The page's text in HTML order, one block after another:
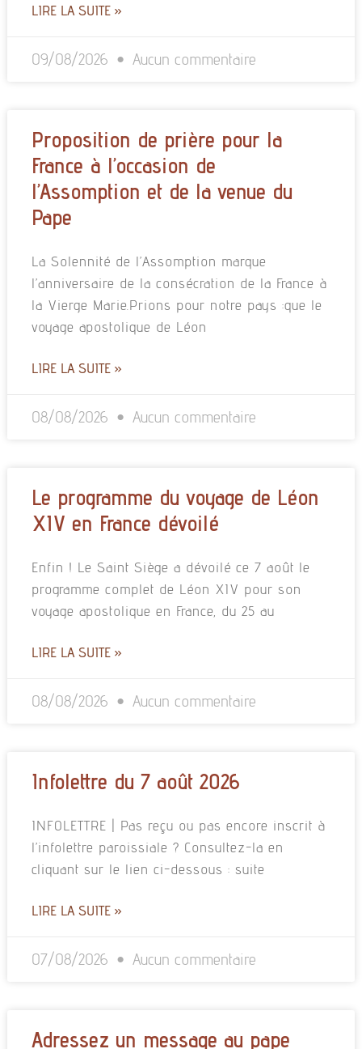
LIRE LA SUITE »
09/08/2026 Aucun commentaire
Proposition de prière pour la
France à l’occasion de
l’Assomption et de la venue du
Pape
La Solennité de l’Assomption marque
l’anniversaire de la consécration de la France à
la Vierge Marie.Prions pour notre pays :que le
voyage apostolique de Léon
LIRE LA SUITE »
08/08/2026 Aucun commentaire
Le programme du voyage de Léon
XIV en France dévoilé
Enfin ! Le Saint Siège a dévoilé ce 7 août le
programme complet de Léon XIV pour son
voyage apostolique en France, du 25 au
LIRE LA SUITE »
08/08/2026 Aucun commentaire
Infolettre du 7 août 2026
INFOLETTRE | Pas reçu ou pas encore inscrit à
l’infolettre paroissiale ? Consultez-la en
cliquant sur le lien ci-dessous : suite
LIRE LA SUITE »
07/08/2026 Aucun commentaire
Adressez un message au pape